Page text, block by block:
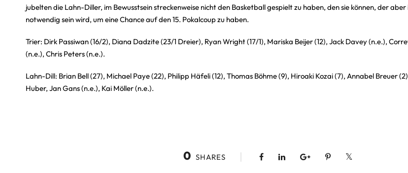
jubelten die Lahn-Diller, im Bewusstsein streckenweise nicht den Basketball gespielt zu haben, den sie können, der
notwendig sein wird, um eine Chance auf den 15. Pokalcoup zu haben.
Trier: Dirk Passiwan (16/2), Diana Dadzite (23/1 Dreier), Ryan Wright (17/1), Mariska Beijer (12), Jack Davey (n.e.),
(n.e.), Chris Peters (n.e.).
Lahn-Dill: Brian Bell (27), Michael Paye (22), Philipp Häfeli (12), Thomas Böhme (9), Hiroaki Kozai (7), Annabel Breuer
Huber, Jan Gans (n.e.), Kai Möller (n.e.).
0 SHARES